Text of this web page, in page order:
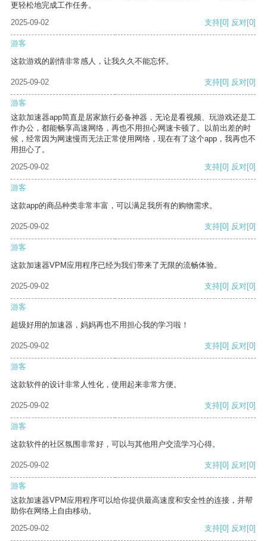
更轻松地完成工作任务。
2025-09-02
支持[0] 反对[0]
游客
这款游戏的剧情非常感人，让我久久不能忘怀。
2025-09-02 支持[0] 反对[0]
游客
这款加速器app简直是居家旅行必备神器，无论是看视频、玩游戏还是工
作办公，都能畅享高速网络，再也不用担心网速卡顿了。以前出差的时
候，经常因为网速慢而无法正常使用网络，现在有了这个app，我再也不
用担心了。
2025-09-02
支持[0] 反对[0]
游客
这款app的商品种类非常丰富，可以满足我所有的购物需求。
2025-09-02 支持[0] 反对[0]
游客
这款加速器VPM应用程序已经为我们带来了无限的流畅体验。
2025-09-02 支持[0] 反对[0]
游客
超级好用的加速器，妈妈再也不用担心我的学习啦！
2025-09-02 支持[0] 反对[0]
游客
这款软件的设计非常人性化，使用起来非常方便。
2025-09-02 支持[0] 反对[0]
游客
这款软件的社区氛围非常好，可以与其他用户交流学习心得。
2025-09-02 支持[0] 反对[0]
游客
这款加速器VPM应用程序可以给你提供最高速度和安全性的连接，并帮
助你在网络上自由移动。
2025-09-02
支持[0] 反对[0]